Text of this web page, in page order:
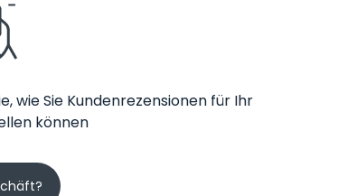
wie Sie Kundenrezensionen für Ihr
können